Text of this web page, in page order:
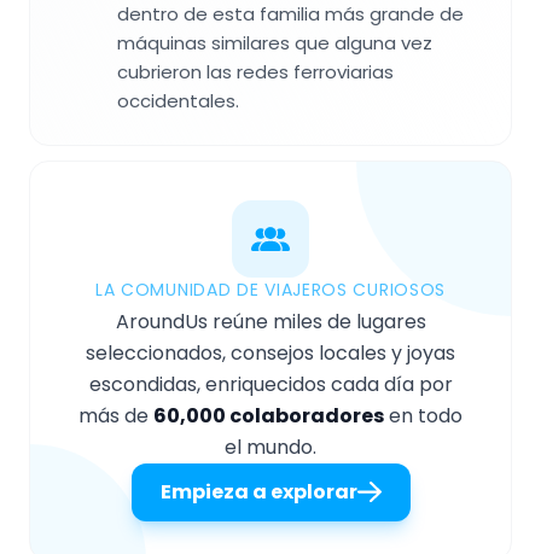
dentro de esta familia más grande de
máquinas similares que alguna vez
cubrieron las redes ferroviarias
occidentales.
LA COMUNIDAD DE VIAJEROS CURIOSOS
AroundUs reúne miles de lugares
seleccionados, consejos locales y joyas
escondidas, enriquecidos cada día por
más de 60,000 colaboradoresen todo
el mundo.
Empieza a explorar